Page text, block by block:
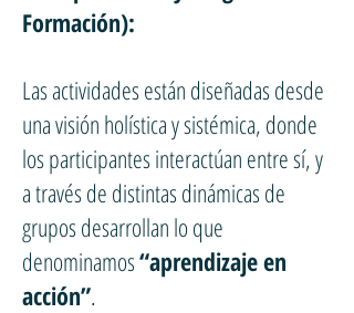
Formación):
Las actividades están diseñadas desde
una visión holística y sistémica, donde
los participantes interactúan entre sí, y
a través de distintas dinámicas de
grupos desarrollan lo que
denominamos“aprendizaje en
acción”.